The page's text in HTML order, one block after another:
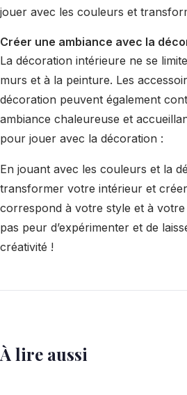
jouer avec les couleurs et
Créer une ambiance avec la
La décoration intérieure ne se
murs et à la peinture. Les
décoration peuvent également
ambiance chaleureuse et
pour jouer avec la décoration :
En jouant avec les couleurs et la
transformer votre intérieur et
correspond à votre style et à votre
pas peur d’expérimenter et de
créativité !
À lire aussi